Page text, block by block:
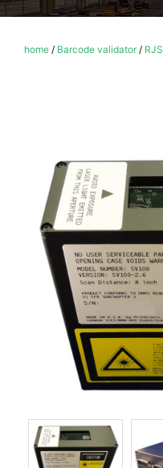
home / Barcode validator/ RJS